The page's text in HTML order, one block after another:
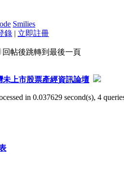
Smilies
錄 | 立即註冊
回帖後跳轉到最後一頁
未上市股票產經資訊論壇
in 0.037629 second(s), 4